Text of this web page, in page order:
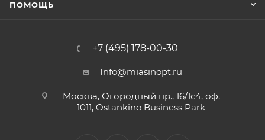
ПОМОЩЬ
+7 (495) 178-00-30
Info@miasinopt.ru
Москва, Огородный пр., 16/1с4, оф.
1011, Ostankino Business Park